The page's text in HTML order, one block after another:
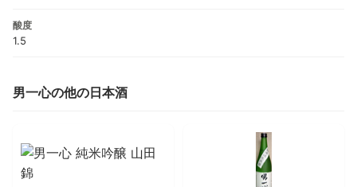
酸度
1.5
男一心の他の日本酒